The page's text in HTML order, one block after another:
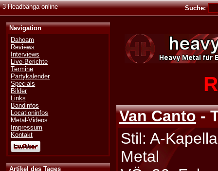
3 Headbänga online Suche:
Navigation
Dahoam
Reviews
Interviews
Live-Berichte
Termine
Partykalender
Specials
Bilder
Links
Bandinfos
Locationinfos
Metal-Videos
Impressum
Kontakt
Artikel des Tages
Van Canto-
Stil: A-
Metal